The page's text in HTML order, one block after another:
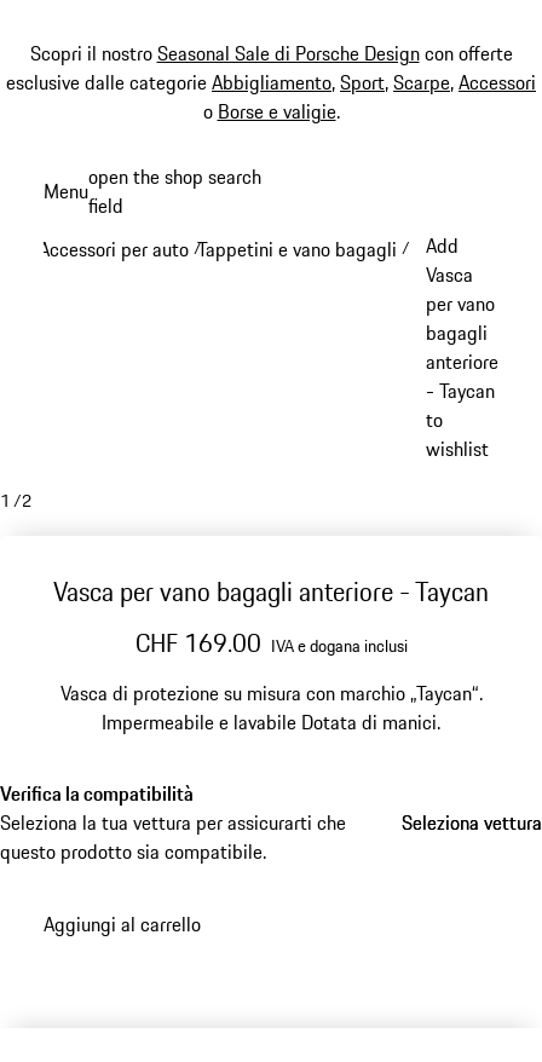
Scopri il nostroSeasonal Sale di Porsche Designcon offerte
esclusive dalle categorieAbbigliamento,Sport,Scarpe,Accessori
o Borse e valigie.
principale
Menuopen the shop search
field
Accessori per auto /Tappetini e vano bagagli /
Add
Vasca
per vano
bagagli
anteriore
- Taycan
to
wishlist
1 /2
Vasca per vano bagagli anteriore - Taycan
CHF 169.00 IVA e dogana inclusi
Vasca di protezione su misura con marchio „Taycan“.
Impermeabile e lavabile Dotata di manici.
Verifica la compatibilità
Seleziona la tua vettura per assicurarti che
questo prodotto sia compatibile.
Seleziona vettura
Seleziona vettura
Aggiungi al carrello